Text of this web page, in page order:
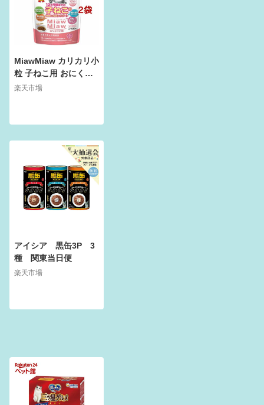
MiawMiaw カリカリ小
粒 子ねこ用 おにくと
おさかなブレンド(580
楽天市場
アイシア 黒缶3P 3
種 関東当日便
楽天市場